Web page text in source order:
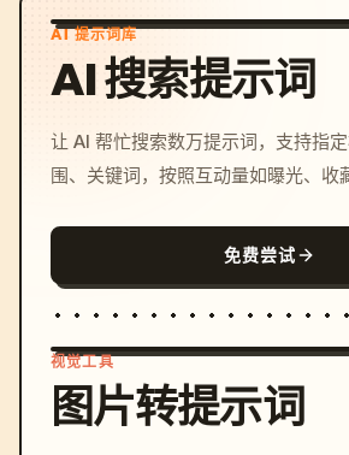
AI 提示词库
AI 搜索提示词
让 AI 帮忙搜索数万提示词，支持指
围、关键词，按照互动量如曝光、收
免费尝试
视觉工具
图片转提示词